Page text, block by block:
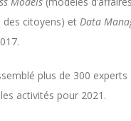
citoyens) et Data
plus de 300 experts
activités pour 2021.